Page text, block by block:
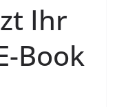
Ihr
Book